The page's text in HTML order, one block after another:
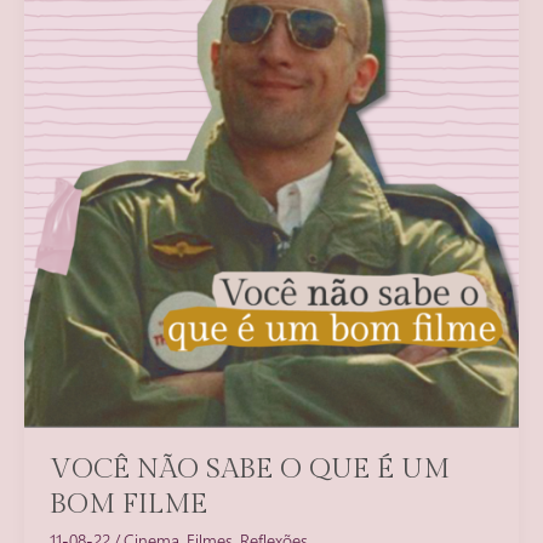
VOCÊ NÃO SABE O QUE É UM
BOM FILME